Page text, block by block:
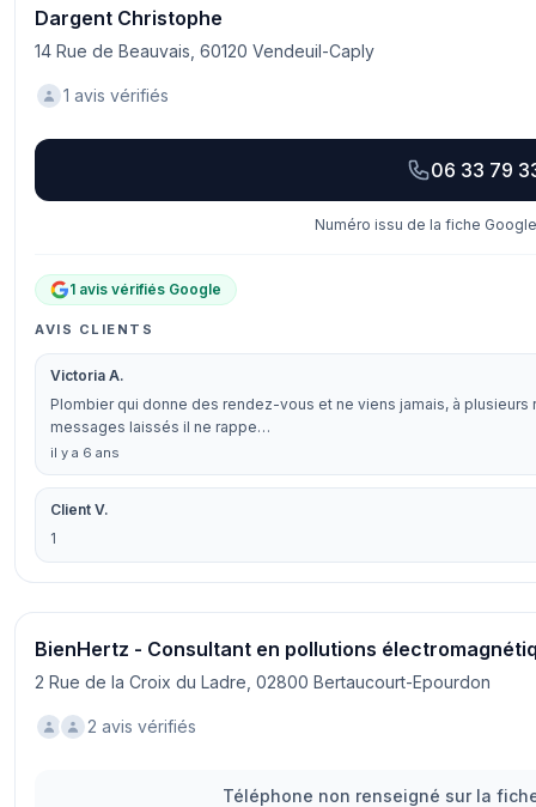
Dargent Christophe
14 Rue de Beauvais, 60120 Vendeuil-Caply
1 avis vérifiés
06 33 79
Numéro issu de la fiche
1 avis vérifiés Google
AVIS CLIENTS
Victoria A.
Plombier qui donne des rendez-vous et ne viens jamais, à
messages laissés il ne rappe…
il y a 6 ans
Client V.
1
BienHertz - Consultant en pollutions
2 Rue de la Croix du Ladre, 02800 Bertaucourt-Epourdon
2 avis vérifiés
Téléphone non renseigné sur la